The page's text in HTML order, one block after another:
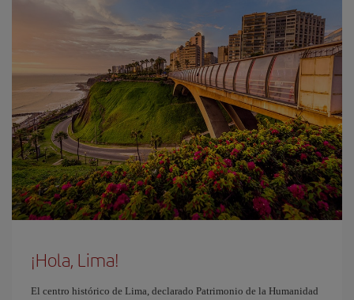
¡Hola, Lima!
El centro histórico de Lima, declarado Patrimonio de la Humanidad